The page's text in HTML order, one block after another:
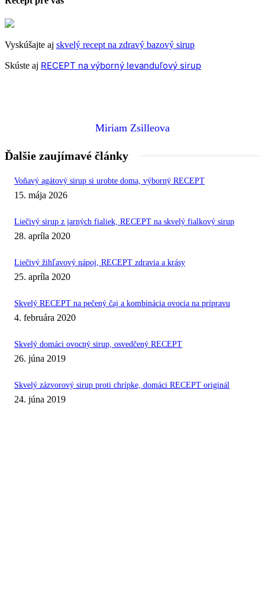
Vyskúšajte aj skvelý recept na zdravý bazový sirup
Skúste aj RECEPT na výborný levanduľový sirup
Miriam Zsilleova
Ďalšie zaujímavé články
Voňavý agátový sirup si urobte doma, výborný RECEPT
15. mája 2026
Liečivý sirup z jarných fialiek, RECEPT na skvelý fialkový sirup
28. apríla 2020
Liečivý žihľavový nápoj, RECEPT zdravia a krásy
25. apríla 2020
Skvelý RECEPT na pečený čaj a kombinácia ovocia na prípravu
4. februára 2020
Skvelý domáci ovocný sirup, osvedčený RECEPT
26. júna 2019
Skvelý zázvorový sirup proti chrípke, domáci RECEPT originál
24. júna 2019